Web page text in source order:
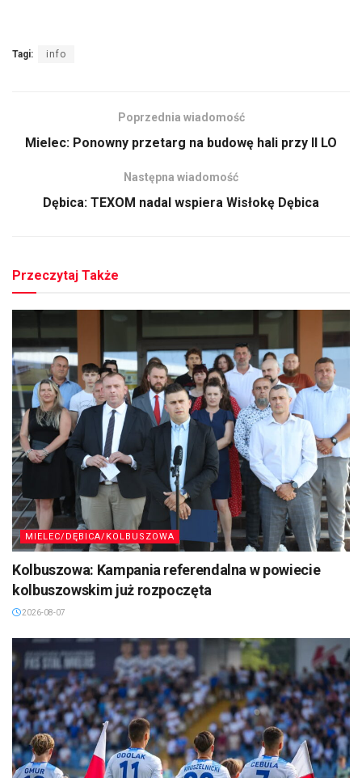
Tagi: info
Poprzednia wiadomość
Mielec: Ponowny przetarg na budowę hali przy II LO
Następna wiadomość
Dębica: TEXOM nadal wspiera Wisłokę Dębica
Przeczytaj Także
MIELEC/DĘBICA/KOLBUSZOWA
Kolbuszowa: Kampania referendalna w powiecie
kolbuszowskim już rozpoczęta
2026-08-07